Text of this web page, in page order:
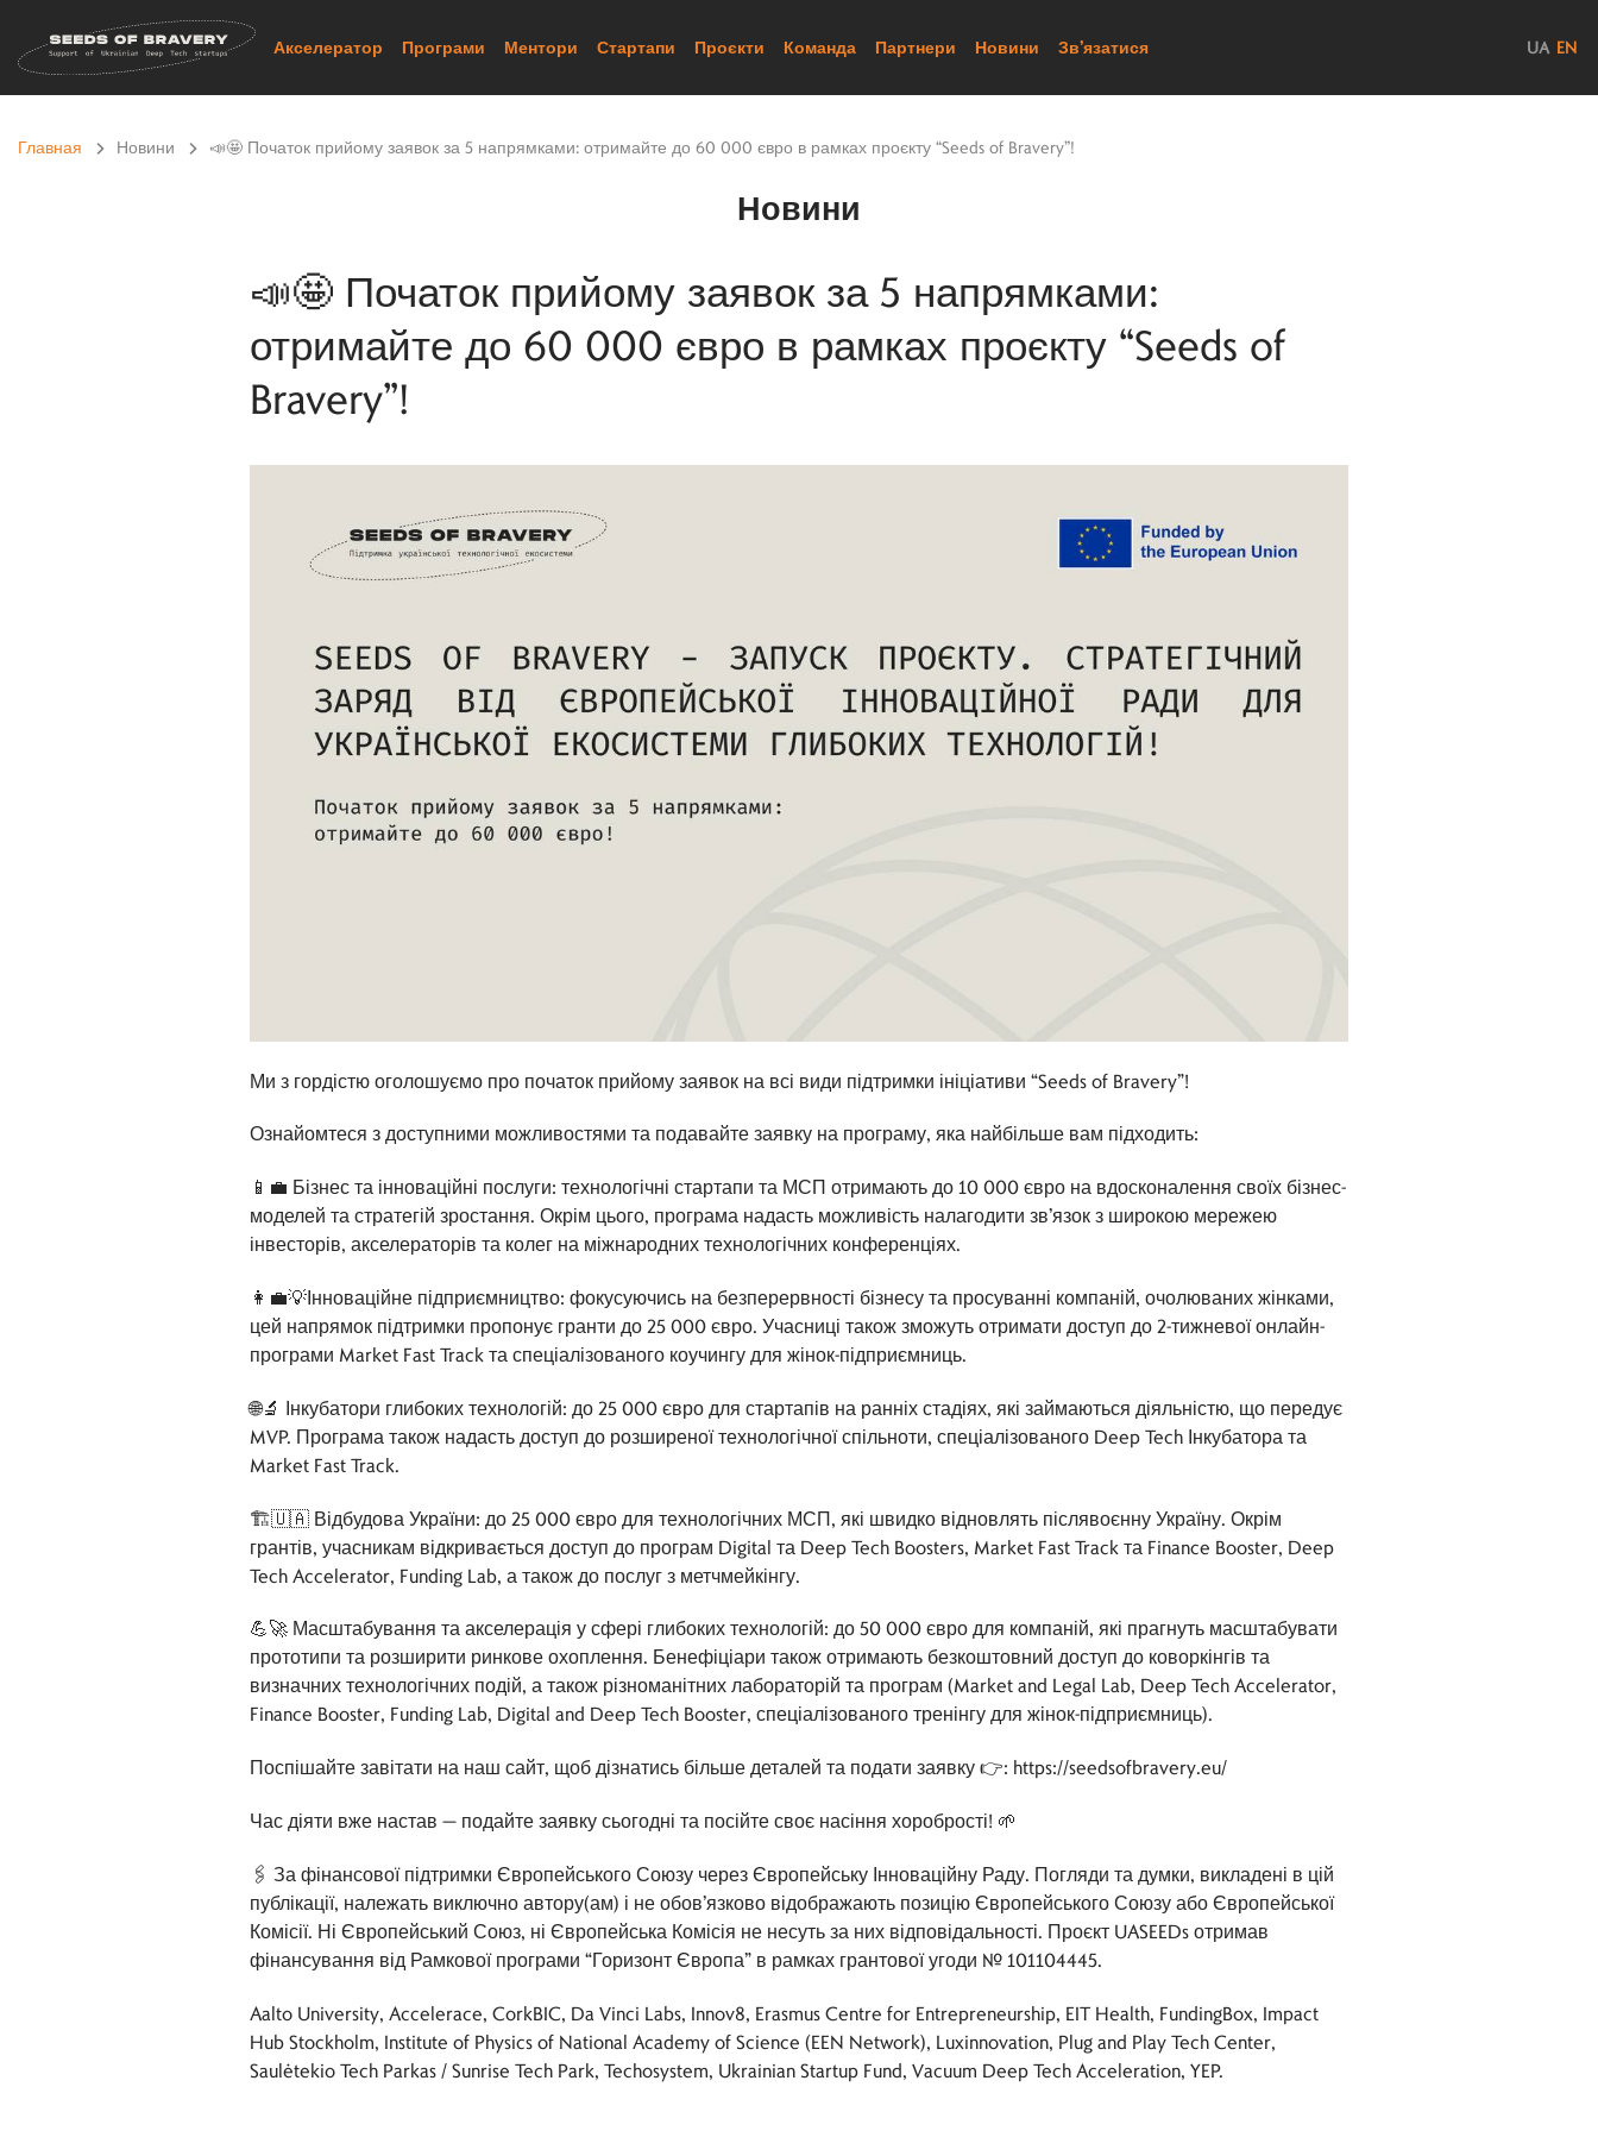
content
Акселератор Програми Ментори Стартапи Проєкти Команда Партнери Новини Зв’язатися UA EN
Главная > Новини > 📣🤩 Початок прийому заявок за 5 напрямками: отримайте до 60 000 євро в рамках проєкту “Seeds of Bravery”!
Новини
📣🤩 Початок прийому заявок за 5 напрямками:
отримайте до 60 000 євро в рамках проєкту “Seeds of
Bravery”!
Ми з гордістю оголошуємо про початок прийому заявок на всі види підтримки ініціативи “Seeds of Bravery”!
Ознайомтеся з доступними можливостями та подавайте заявку на програму, яка найбільше вам підходить:
📱💼 Бізнес та інноваційні послуги: технологічні стартапи та МСП отримають до 10 000 євро на вдосконалення своїх бізнес-
моделей та стратегій зростання. Окрім цього, програма надасть можливість налагодити зв’язок з широкою мережею
інвесторів, акселераторів та колег на міжнародних технологічних конференціях.
👩‍💼💡Інноваційне підприємництво: фокусуючись на безперервності бізнесу та просуванні компаній, очолюваних жінками,
цей напрямок підтримки пропонує гранти до 25 000 євро. Учасниці також зможуть отримати доступ до 2-тижневої онлайн-
програми Market Fast Track та спеціалізованого коучингу для жінок-підприємниць.
🌐🔬 Інкубатори глибоких технологій: до 25 000 євро для стартапів на ранніх стадіях, які займаються діяльністю, що передує
MVP. Програма також надасть доступ до розширеної технологічної спільноти, спеціалізованого Deep Tech Інкубатора та
Market Fast Track.
🏗️🇺🇦 Відбудова України: до 25 000 євро для технологічних МСП, які швидко відновлять післявоєнну Україну. Окрім
грантів, учасникам відкривається доступ до програм Digital та Deep Tech Boosters, Market Fast Track та Finance Booster, Deep
Tech Accelerator, Funding Lab, а також до послуг з метчмейкінгу.
💪🚀 Масштабування та акселерація у сфері глибоких технологій: до 50 000 євро для компаній, які прагнуть масштабувати
прототипи та розширити ринкове охоплення. Бенефіціари також отримають безкоштовний доступ до коворкінгів та
визначних технологічних подій, а також різноманітних лабораторій та програм (Market and Legal Lab, Deep Tech Accelerator,
Finance Booster, Funding Lab, Digital and Deep Tech Booster, спеціалізованого тренінгу для жінок-підприємниць).
Поспішайте завітати на наш сайт, щоб дізнатись більше деталей та подати заявку 👉: https://seedsofbravery.eu/
Час діяти вже настав — подайте заявку сьогодні та посійте своє насіння хоробрості! 🌱
🖇 За фінансової підтримки Європейського Союзу через Європейську Інноваційну Раду. Погляди та думки, викладені в цій
публікації, належать виключно автору(ам) і не обов’язково відображають позицію Європейського Союзу або Європейської
Комісії. Ні Європейський Союз, ні Європейська Комісія не несуть за них відповідальності. Проєкт UASEEDs отримав
фінансування від Рамкової програми “Горизонт Європа” в рамках грантової угоди № 101104445.
Aalto University, Accelerace, CorkBIC, Da Vinci Labs, Innov8, Erasmus Centre for Entrepreneurship, EIT Health, FundingBox, Impact
Hub Stockholm, Institute of Physics of National Academy of Science (EEN Network), Luxinnovation, Plug and Play Tech Center,
Saulėtekio Tech Parkas / Sunrise Tech Park, Techosystem, Ukrainian Startup Fund, Vacuum Deep Tech Acceleration, YEP.